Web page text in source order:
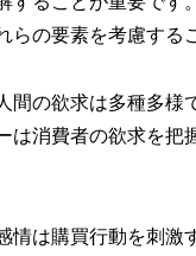
の要素を考慮する
の欲求は多種多様
消費者の欲求を把
は購買行動を刺激